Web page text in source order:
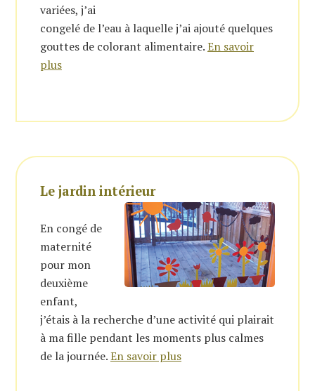
variées, j’ai
congelé de l’eau à laquelle j’ai ajouté quelques
gouttes de colorant alimentaire.En savoir
plus
Le jardin intérieur
En congé de
maternité
pour mon
deuxième
enfant,
j’étais à la recherche d’une activité qui plairait
à ma fille pendant les moments plus calmes
de la journée.En savoir plus